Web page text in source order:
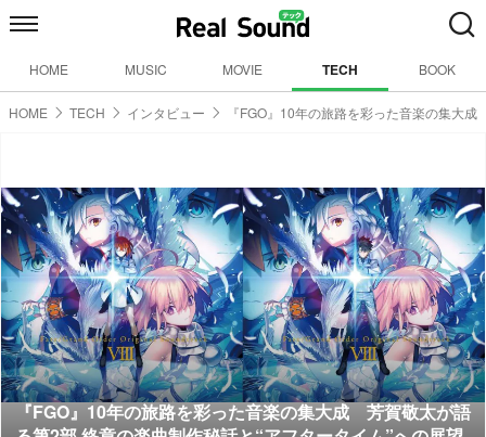
HOME MUSIC MOVIE TECH BOOK
HOME TECH インタビュー 『FGO』10年の旅路を彩った音楽の集大成
『FGO』10年の旅路を彩った音楽の集大成 芳賀敬太が語